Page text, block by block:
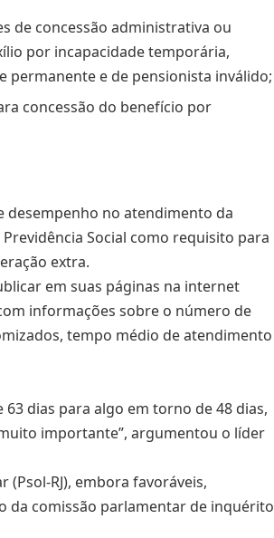
de concessão administrativa ou
por incapacidade temporária,
permanente e de pensionista inválido;
concessão do benefício por
desempenho no atendimento da
Social como requisito para
extra.
em suas páginas na internet
informações sobre o número de
tempo médio de atendimento
dias para algo em torno de 48 dias,
importante”, argumentou o líder
(Psol-RJ), embora favoráveis,
da comissão parlamentar de inquérito